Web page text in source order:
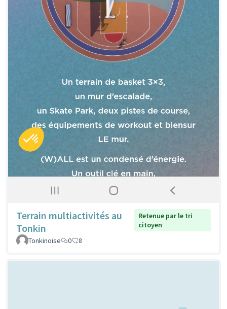
Terrain multiactivités au
Tonkin
Retenue par le tri
citoyen
Tonkinoise
0 8